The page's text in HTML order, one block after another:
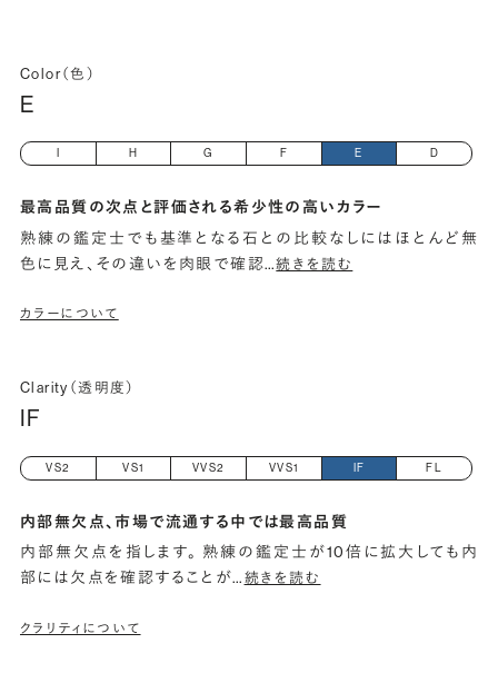
Color（色）
E
H G F E D
最高品質の次点と評価される希少性の高いカラー
熟練の鑑定士でも基準となる石との比較なしにはほとんど無
色に見え、その違いを肉眼で確認…続きを読む
カラーについて
Clarity（透明度）
IF
VS2 VS1 VVS2 VVS1 IF FL
内部無欠点、市場で流通する中では最高品質
内部無欠点を指します。 熟練の鑑定士が10倍に拡大しても内
部には欠点を確認することが…続きを読む
クラリティについて